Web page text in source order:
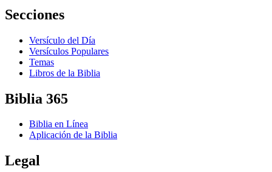
Secciones
Versículo del Día
Versículos Populares
Temas
Libros de la Biblia
Biblia 365
Biblia en Línea
Aplicación de la Biblia
Legal